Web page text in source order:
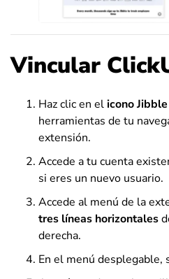
Vincular
Haz clic en elicono Jibble
herramientas de tu
extensión.
Accede a tu cuenta
si eres un nuevo usuario.
Accede al menú de la
tres líneas horizontales
derecha.
En el menú desplegable,